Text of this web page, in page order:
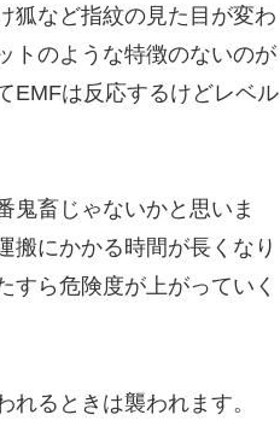
狐など指紋の見た目が変わ
トのような特徴のないのが
EMFは反応するけどレベル
鬼畜じゃないかと思いま
搬にかかる時間が長くなり
すら危険度が上がっていく
るときは襲われます。